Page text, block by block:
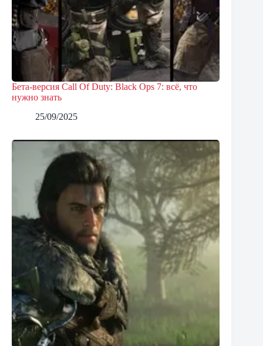
Бета-версия Call Of Duty: Black Ops 7: всё, что
нужно знать
25/09/2025